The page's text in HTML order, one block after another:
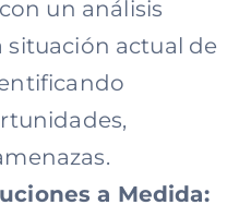
un análisis
actual de
a Medida: